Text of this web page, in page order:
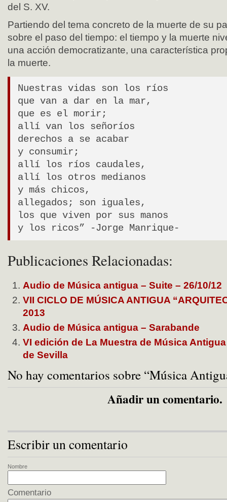
del S. XV.
Partiendo del tema concreto de la muerte de su
sobre el paso del tiempo: el tiempo y la muerte
una acción democratizante, una característica
la muerte.
Nuestras vidas son los ríos
que van a dar en la mar,
que es el morir;
allí van los señoríos
derechos a se acabar
y consumir;
allí los ríos caudales,
allí los otros medianos
y más chicos,
allegados; son iguales,
los que viven por sus manos
y los ricos” -Jorge Manrique-
Publicaciones Relacionadas:
Audio de Música antigua – Suite – 26/10/12
VII CICLO DE MÚSICA ANTIGUA
2013
Audio de Música antigua – Sarabande
VI edición de La Muestra de Música
de Sevilla
No hay comentarios sobre “Música
Añadir un comentario.
Escribir un comentario
Nombre
Comentario